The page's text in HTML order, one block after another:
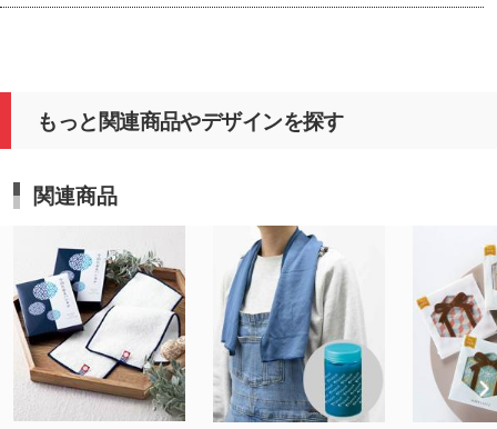
もっと関連商品やデザインを探す
関連商品